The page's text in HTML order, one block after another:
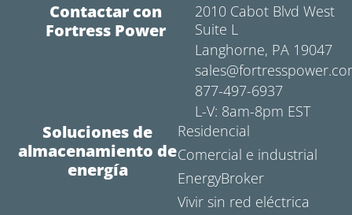
Contactar con
Fortress Power
2010 Cabot Blvd West
Suite L
Langhorne, PA 19047
877-497-6937
L-V: 8am-8pm EST
Soluciones de
almacenamiento de
energía
Residencial
Comercial e industrial
EnergyBroker
Vivir sin red eléctrica